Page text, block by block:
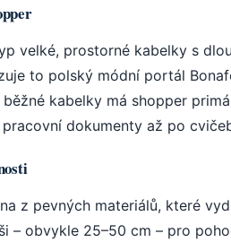
velké, prostorné kabelky s
to polský módní portál
kabelky má shopper
pracovní dokumenty až po
z pevných materiálů, které
– obvykle 25–50 cm – pro